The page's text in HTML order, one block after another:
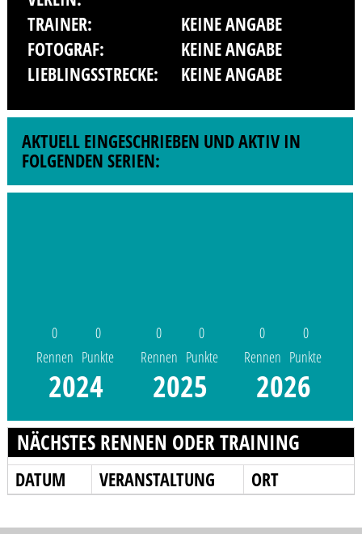
TRAINER:
KEINE ANGABE
FOTOGRAF:
KEINE ANGABE
LIEBLINGSSTRECKE:
KEINE ANGABE
AKTUELL EINGESCHRIEBEN UND AKTIV IN
FOLGENDEN SERIEN:
0
Rennen
0
Punkte
2024
0
Rennen
0
Punkte
2025
0
Rennen
0
Punkte
2026
NÄCHSTES RENNEN ODER TRAINING
DATUM VERANSTALTUNG ORT